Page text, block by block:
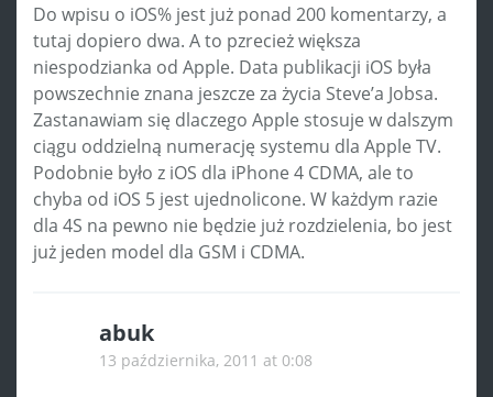
Do wpisu o iOS% jest już ponad 200 komentarzy, a
tutaj dopiero dwa. A to pzrecież większa
niespodzianka od Apple. Data publikacji iOS była
powszechnie znana jeszcze za życia Steve’a Jobsa.
Zastanawiam się dlaczego Apple stosuje w dalszym
ciągu oddzielną numerację systemu dla Apple TV.
Podobnie było z iOS dla iPhone 4 CDMA, ale to
chyba od iOS 5 jest ujednolicone. W każdym razie
dla 4S na pewno nie będzie już rozdzielenia, bo jest
już jeden model dla GSM i CDMA.
abuk
13 października, 2011 at 0:08